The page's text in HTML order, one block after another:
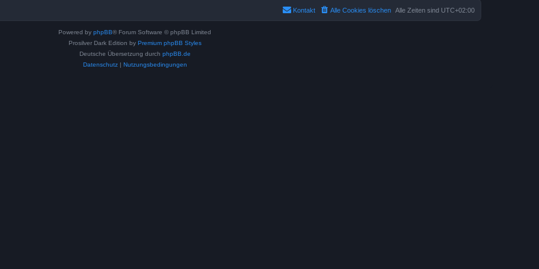
Alle Zeiten sind UTC+02:00
Alle Cookies löschen
Kontakt
Powered by phpBB® Forum Software © phpBB Limited
Prosilver Dark Edition by Premium phpBB Styles
Deutsche Übersetzung durch phpBB.de
Datenschutz| Nutzungsbedingungen